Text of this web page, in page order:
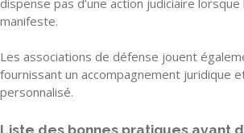
manifeste.
Les associations de défense jouent
fournissant un accompagnement juridique
personnalisé.
Liste des bonnes pratiques avant